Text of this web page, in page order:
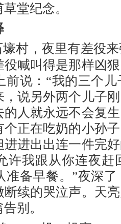
堂纪念。
村，夜里有差役
喊叫得是那样凶
前说：“我的三个
，说另外两个儿子
的人就永远不会复
正在吃奶的小孙
进进出出连一件完
许我跟从你连夜赶
准备早餐。”夜深
断续的哭泣声。天
别。